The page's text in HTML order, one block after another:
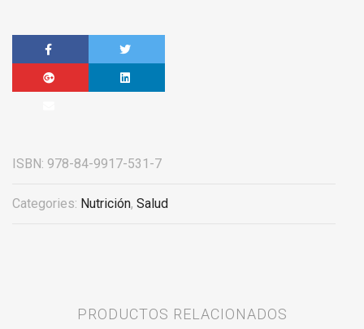
ISBN: 978-84-9917-531-7
Categories: Nutrición, Salud
PRODUCTOS RELACIONADOS